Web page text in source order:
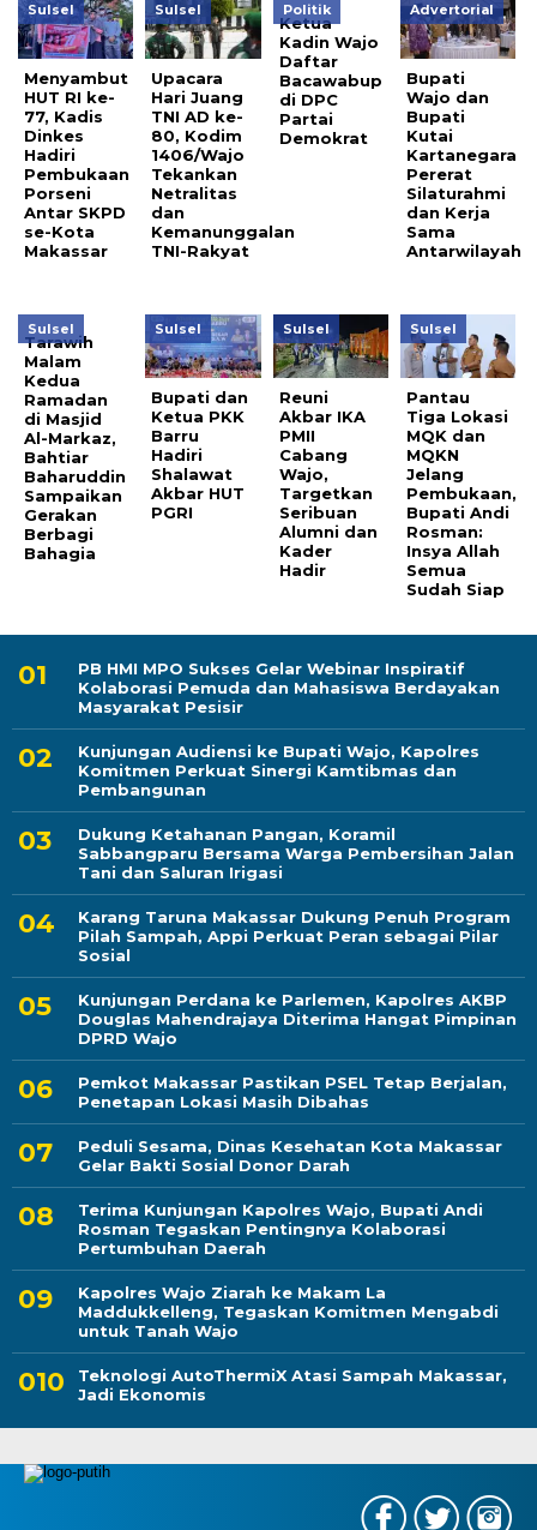
Sulsel
Menyambut
HUT RI ke-
77, Kadis
Dinkes
Hadiri
Pembukaan
Porseni
Antar SKPD
se-Kota
Makassar
Sulsel
Upacara
Hari Juang
TNI AD ke-
80, Kodim
1406/Wajo
Tekankan
Netralitas
dan
Kemanunggalan
TNI-Rakyat
Politik
Ketua
Kadin Wajo
Daftar
Bacawabup
di DPC
Partai
Demokrat
Advertorial
Bupati
Wajo dan
Bupati
Kutai
Kartanegara
Pererat
Silaturahmi
dan Kerja
Sama
Antarwilayah
Sulsel
Tarawih
Malam
Kedua
Ramadan
di Masjid
Al-Markaz,
Bahtiar
Baharuddin
Sampaikan
Gerakan
Berbagi
Bahagia
Sulsel
Bupati dan
Ketua PKK
Barru
Hadiri
Shalawat
Akbar HUT
PGRI
Sulsel
Reuni
Akbar IKA
PMII
Cabang
Wajo,
Targetkan
Seribuan
Alumni dan
Kader
Hadir
Sulsel
Pantau
Tiga Lokasi
MQK dan
MQKN
Jelang
Pembukaan,
Bupati Andi
Rosman:
Insya Allah
Semua
Sudah Siap
PB HMI MPO Sukses Gelar Webinar Inspiratif
Kolaborasi Pemuda dan Mahasiswa Berdayakan
Masyarakat Pesisir
Kunjungan Audiensi ke Bupati Wajo, Kapolres
Komitmen Perkuat Sinergi Kamtibmas dan
Pembangunan
Dukung Ketahanan Pangan, Koramil
Sabbangparu Bersama Warga Pembersihan Jalan
Tani dan Saluran Irigasi
Karang Taruna Makassar Dukung Penuh Program
Pilah Sampah, Appi Perkuat Peran sebagai Pilar
Sosial
Kunjungan Perdana ke Parlemen, Kapolres AKBP
Douglas Mahendrajaya Diterima Hangat Pimpinan
DPRD Wajo
Pemkot Makassar Pastikan PSEL Tetap Berjalan,
Penetapan Lokasi Masih Dibahas
Peduli Sesama, Dinas Kesehatan Kota Makassar
Gelar Bakti Sosial Donor Darah
Terima Kunjungan Kapolres Wajo, Bupati Andi
Rosman Tegaskan Pentingnya Kolaborasi
Pertumbuhan Daerah
Kapolres Wajo Ziarah ke Makam La
Maddukkelleng, Tegaskan Komitmen Mengabdi
untuk Tanah Wajo
Teknologi AutoThermiX Atasi Sampah Makassar,
Jadi Ekonomis